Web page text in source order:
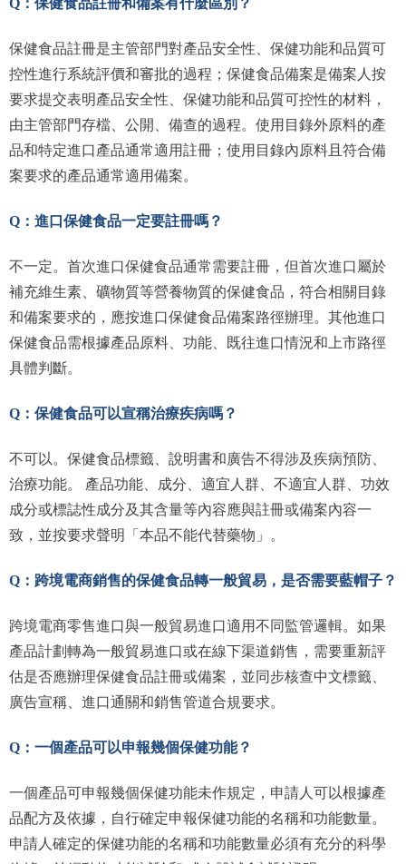
Q：保健食品註冊和備案有什麼區別？
保健食品註冊是主管部門對產品安全性、保健功能和品質可
控性進行系統評價和審批的過程；保健食品備案是備案人按
要求提交表明產品安全性、保健功能和品質可控性的材料，
由主管部門存檔、公開、備查的過程。使用目錄外原料的產
品和特定進口產品通常適用註冊；使用目錄內原料且符合備
案要求的產品通常適用備案。
Q：進口保健食品一定要註冊嗎？
不一定。首次進口保健食品通常需要註冊，但首次進口屬於
補充維生素、礦物質等營養物質的保健食品，符合相關目錄
和備案要求的，應按進口保健食品備案路徑辦理。其他進口
保健食品需根據產品原料、功能、既往進口情況和上市路徑
具體判斷。
Q：保健食品可以宣稱治療疾病嗎？
不可以。保健食品標籤、說明書和廣告不得涉及疾病預防、
治療功能。 產品功能、成分、適宜人群、不適宜人群、功效
成分或標誌性成分及其含量等內容應與註冊或備案內容一
致，並按要求聲明「本品不能代替藥物」。
Q：跨境電商銷售的保健食品轉一般貿易，是否需要藍帽子？
跨境電商零售進口與一般貿易進口適用不同監管邏輯。如果
產品計劃轉為一般貿易進口或在線下渠道銷售，需要重新評
估是否應辦理保健食品註冊或備案，並同步核查中文標籤、
廣告宣稱、進口通關和銷售管道合規要求。
Q：一個產品可以申報幾個保健功能？
一個產品可申報幾個保健功能未作規定，申請人可以根據產
品配方及依據，自行確定申報保健功能的名稱和功能數量。
申請人確定的保健功能的名稱和功能數量必須有充分的科學